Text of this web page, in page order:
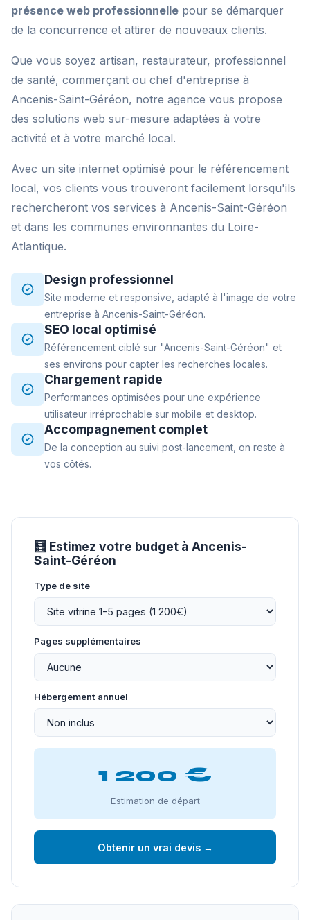
présence web professionnelle pour se démarquer
de la concurrence et attirer de nouveaux clients.
Que vous soyez artisan, restaurateur, professionnel
de santé, commerçant ou chef d'entreprise à
Ancenis-Saint-Géréon, notre agence vous propose
des solutions web sur-mesure adaptées à votre
activité et à votre marché local.
Avec un site internet optimisé pour le référencement
local, vos clients vous trouveront facilement lorsqu'ils
rechercheront vos services à Ancenis-Saint-Géréon
et dans les communes environnantes du Loire-
Atlantique.
Design professionnel
Site moderne et responsive, adapté à l'image de votre
entreprise à Ancenis-Saint-Géréon.
SEO local optimisé
Référencement ciblé sur "Ancenis-Saint-Géréon" et
ses environs pour capter les recherches locales.
Chargement rapide
Performances optimisées pour une expérience
utilisateur irréprochable sur mobile et desktop.
Accompagnement complet
De la conception au suivi post-lancement, on reste à
vos côtés.
🧮 Estimez votre budget à Ancenis-
Saint-Géréon
Type de site
Pages supplémentaires
Hébergement annuel
1 200 €
Estimation de départ
Obtenir un vrai devis →